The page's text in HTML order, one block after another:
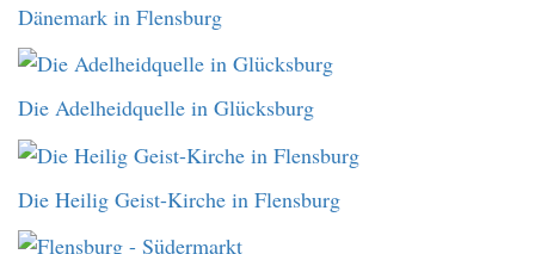
Dänemark in Flensburg
Die Adelheidquelle in Glücksburg
Die Heilig Geist-Kirche in Flensburg